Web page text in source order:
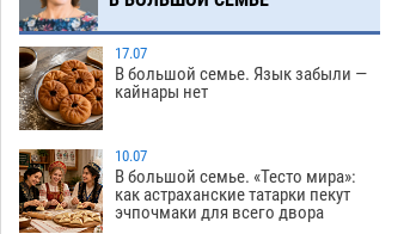
мотоцикл и похитил чужие мобильник
с банковскими картами
07.08 315
11:20
Астраханцев ждут на парковом газоне
с призами и эрмитажными котами
10:43
Астраханский суд встал на сторону
МЧС в споре за возврат униформы
07.08
17.07
В большой семье. Язык забыли —
кайнары нет
10.07
В большой семье. «Тесто мира»:
как астраханские татарки пекут
эчпочмаки для всего двора